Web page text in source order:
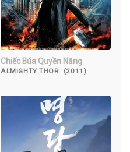
Chiếc Búa Quyền Năng
ALMIGHTY THOR (2011)